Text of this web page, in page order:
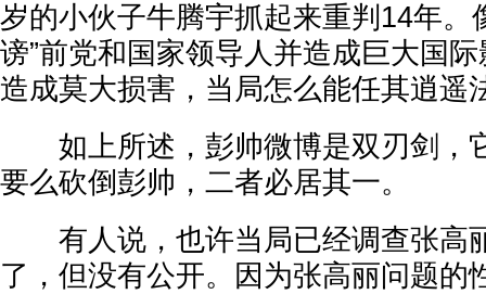
岁的小伙子牛腾宇抓起来重判14年。
谤”前党和国家领导人并造成巨大国
造成莫大损害，当局怎么能任其逍遥
如上所述，彭帅微博是双刃剑，
要么砍倒彭帅，二者必居其一。
有人说，也许当局已经调查张高
了，但没有公开。因为张高丽问题的